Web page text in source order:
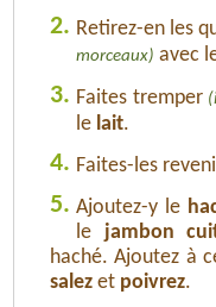
2. Retirez-en les
morceaux) avec
3. Faites tremper
le lait.
4. Faites-les
5. Ajoutez-y le
le jambon
haché. Ajoutez à
salez et poivrez.